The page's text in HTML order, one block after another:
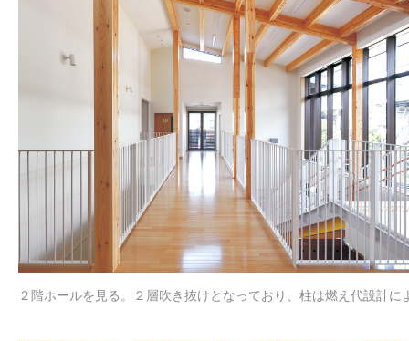
２階ホールを見る。２層吹き抜けとなっており、柱は燃え代設計に